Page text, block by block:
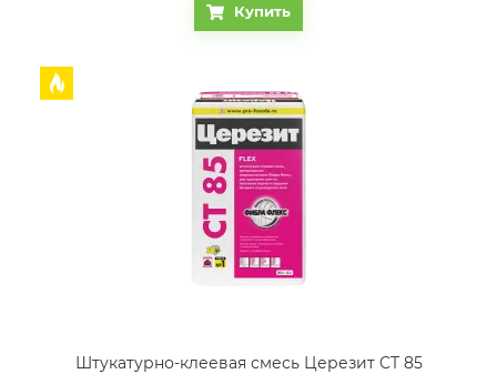
Купить
Штукатурно-клеевая смесь Церезит CT 85